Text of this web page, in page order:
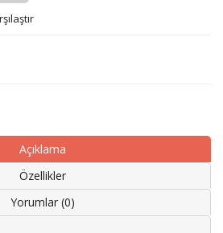
Açıklama
Özellikler
Yorumlar (0)